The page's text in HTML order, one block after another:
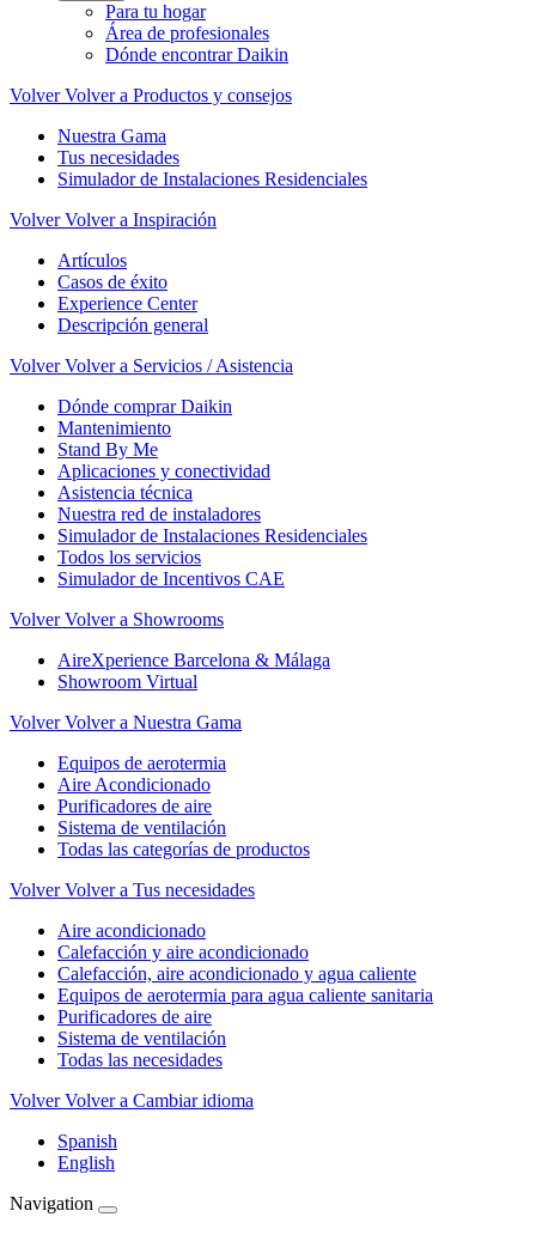
Para tu hogar
Área de profesionales
Dónde encontrar Daikin
Volver Volver a Productos y consejos
Nuestra Gama
Tus necesidades
Simulador de Instalaciones Residenciales
Volver Volver a Inspiración
Artículos
Casos de éxito
Experience Center
Descripción general
Volver Volver a Servicios / Asistencia
Dónde comprar Daikin
Mantenimiento
Stand By Me
Aplicaciones y conectividad
Asistencia técnica
Nuestra red de instaladores
Simulador de Instalaciones Residenciales
Todos los servicios
Simulador de Incentivos CAE
Volver Volver a Showrooms
AireXperience Barcelona & Málaga
Showroom Virtual
Volver Volver a Nuestra Gama
Equipos de aerotermia
Aire Acondicionado
Purificadores de aire
Sistema de ventilación
Todas las categorías de productos
Volver Volver a Tus necesidades
Aire acondicionado
Calefacción y aire acondicionado
Calefacción, aire acondicionado y agua caliente
Equipos de aerotermia para agua caliente sanitaria
Purificadores de aire
Sistema de ventilación
Todas las necesidades
Volver Volver a Cambiar idioma
Spanish
English
Navigation